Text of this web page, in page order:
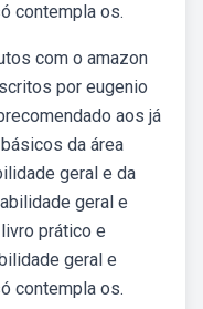
contempla os.
com o amazon
por eugenio
aos já
da área
geral e da
geral e
prático e
geral e
contempla os.